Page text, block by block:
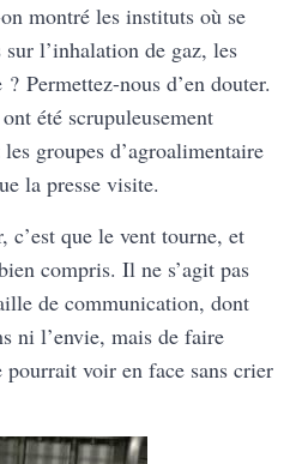
montré les instituts où se
l’inhalation de gaz, les
Permettez-nous d’en douter.
été scrupuleusement
groupes d’agroalimentaire
la presse visite.
c’est que le vent tourne, et
compris. Il ne s’agit pas
de communication, dont
ni l’envie, mais de faire
pourrait voir en face sans crier